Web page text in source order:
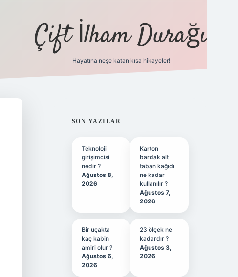
Çift İlham Durağı
Hayatına neşe katan kısa hikayeler!
SIDEBAR
SON YAZILAR
Teknoloji
girişimcisi
nedir ?
Ağustos 8,
2026
Karton
bardak alt
taban kağıdı
ne kadar
kullanılır ?
Ağustos 7,
2026
Bir uçakta
kaç kabin
amiri olur ?
Ağustos 6,
2026
23 ölçek ne
kadardır ?
Ağustos 3,
2026